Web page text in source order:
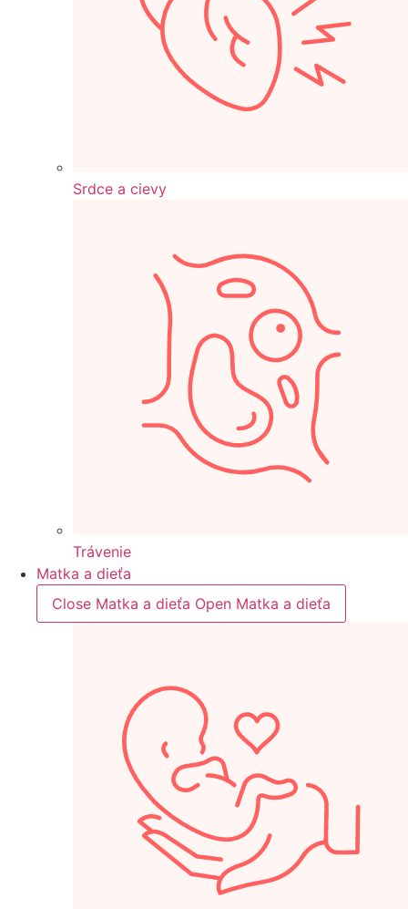
Srdce a cievy
Trávenie
Matka a dieťa
Close Matka a dieťa Open Matka a dieťa